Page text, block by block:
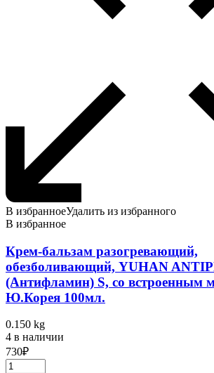
В избранноеУдалить из избранного
В избранное
Крем-бальзам разогревающий,
обезболивающий, YUHAN
(Антифламин) S, со встроенным
Ю.Корея 100мл.
0.150 kg
4 в наличии
730₽